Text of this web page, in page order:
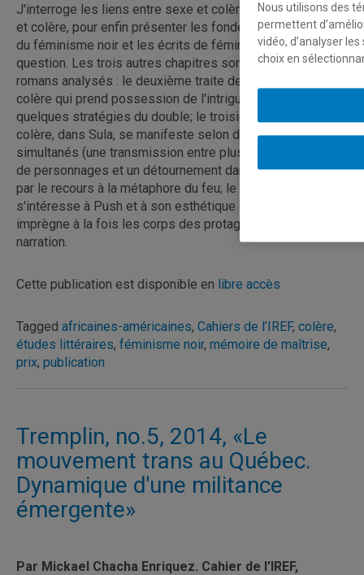
J'interroge les liens entre sexe et colère, puis entre race
et colère, pour enfin présenter les fondements théoriques
du féminisme noir et les écrits de féministes noires sur la
question. Les trois autres chapitres sont consacrés aux
romans analysés : le deuxième traite de Passing et de la
colère qui prend possession de l'intrigue grâce à
quelques stratégies du double; le troisième montre que la
colère, dans Sula, se manifeste selon deux mouvements
simultanés (une transmission entre plusieurs générations
de personnages et un détournement dans la narration) et
par le recours à la métaphore du feu; le quatrième
s'intéresse à Push et à son esthétique de l'excès, laquelle
imprègne à la fois les corps des protagonistes et la
narration.
Cette publication est disponible en libre accès
Tagged africaines-américaines, Cahiers de l’IREF, colère,
études littéraires, féminisme noir, mémoire de maîtrise,
prix, publication
Tremplin, no.5, 2014, «Le
mouvement trans au Québec.
Dynamique d'une militance
émergente»
Par Mickael Chacha Enriquez. Cahier de l'IREF,
Nous utilisons des
permettent
vidéo, d’analyser
choix en